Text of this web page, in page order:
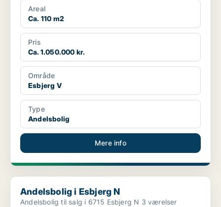
Areal
Ca. 110 m2
Pris
Ca. 1.050.000 kr.
Område
Esbjerg V
Type
Andelsbolig
Mere info
Andelsbolig i Esbjerg N
Andelsbolig i Esbjerg N
Andelsbolig til salg i 6715 Esbjerg N 3 værelser